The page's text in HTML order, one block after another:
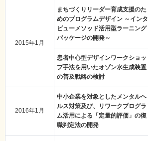
2015年1月
まちづくりリーダー育成支援のた
めのプログラムデザイン ～インタ
ビューメソッド活用型ラーニング
パッケージの開発～
患者中心型デザインワークショッ
プ手法を用いたオゾン水生成装置
の普及戦略の検討
2016年1月
中小企業を対象としたメンタルヘ
ルス対策及び、リワークプログラ
ム活用による「定量的評価」の復
職判定法の開発